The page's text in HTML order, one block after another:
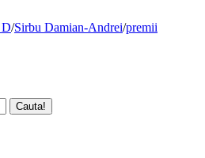
/Sirbu Damian-Andrei/premii